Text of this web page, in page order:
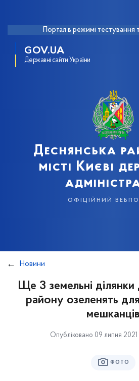
Портал в режимі тестування
GOV.UA
Державні сайти України
Деснянська
місті Києві
офіційний
Новини
Ще 3 земельні ділянки
району озеленять
мешканців
Опубліковано 09 липня
ФОТО